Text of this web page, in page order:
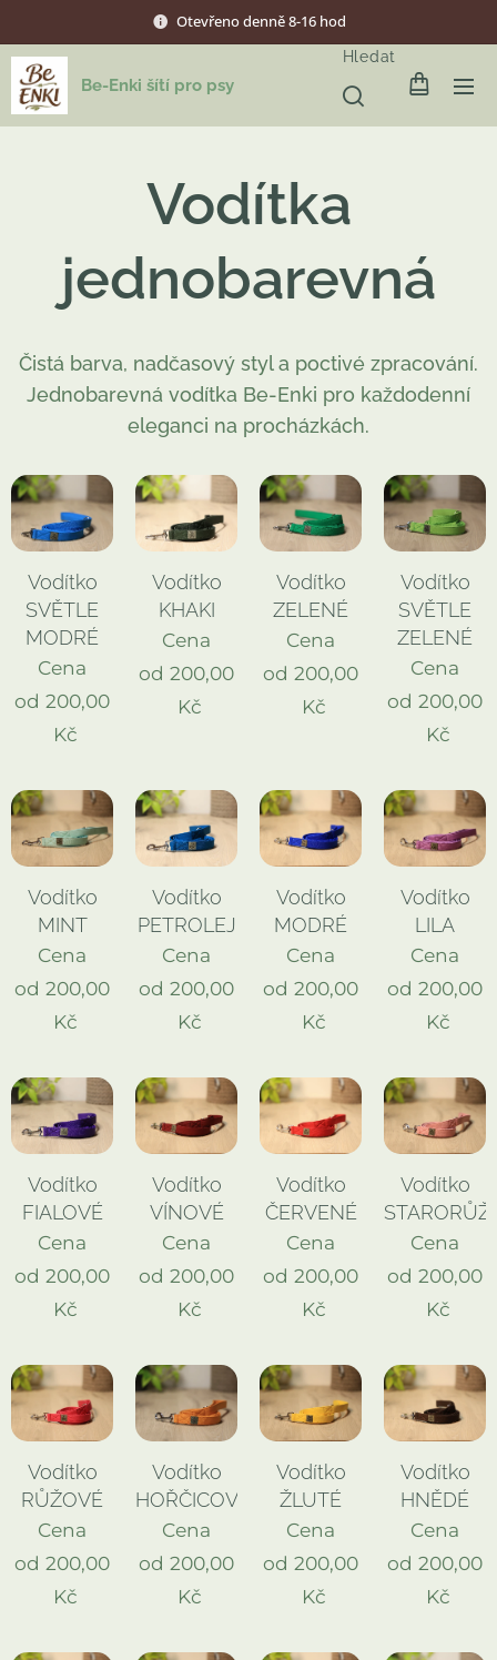
Otevřeno denně 8-16 hod
Be-Enki šítí pro psy
Hledat
Vodítka
jednobarevná
Čistá barva, nadčasový styl a poctivé zpracování.
Jednobarevná vodítka Be-Enki pro každodenní
eleganci na procházkách.
Vodítko
SVĚTLE
MODRÉ
Cena
od 200,00
Kč
Vodítko
KHAKI
Cena
od 200,00
Kč
Vodítko
ZELENÉ
Cena
od 200,00
Kč
Vodítko
SVĚTLE
ZELENÉ
Cena
od 200,00
Kč
Vodítko
MINT
Cena
od 200,00
Kč
Vodítko
PETROLEJ
Cena
od 200,00
Kč
Vodítko
MODRÉ
Cena
od 200,00
Kč
Vodítko
LILA
Cena
od 200,00
Kč
Vodítko
FIALOVÉ
Cena
od 200,00
Kč
Vodítko
VÍNOVÉ
Cena
od 200,00
Kč
Vodítko
ČERVENÉ
Cena
od 200,00
Kč
Vodítko
Cena
od 200,00
Kč
Vodítko
RŮŽOVÉ
Cena
od 200,00
Kč
Vodítko
HOŘČICOVÉ
Cena
od 200,00
Kč
Vodítko
ŽLUTÉ
Cena
od 200,00
Kč
Vodítko
HNĚDÉ
Cena
od 200,00
Kč